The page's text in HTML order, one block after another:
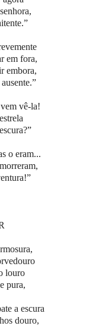
em fora,
embora,
vê-la!
o eram...
louro
pura,
a escura
douro,